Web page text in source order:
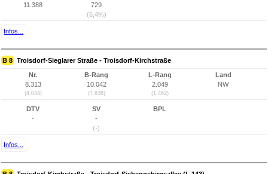
11.388
729
(6,4%)
Infos...
B 8 Troisdorf-Sieglarer Straße - Troisdorf-Kirchstraße
Nr.
8.313
(4.044)
B-Rang
10.042
(7.638)
L-Rang
2.049
(1.462)
Land
NW
DTV
-
SV
-
(-)
BPL
Infos...